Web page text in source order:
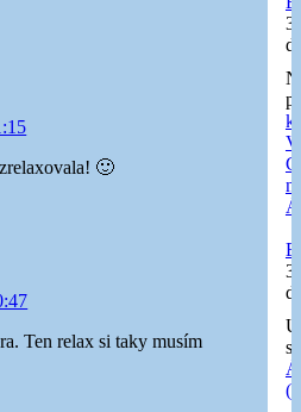
🙂
Ten relax si taky musím
3
3